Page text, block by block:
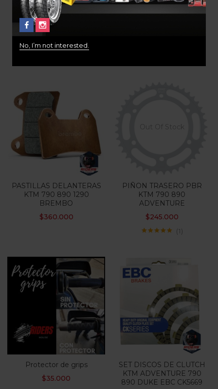
ADVENTURE 1290/
DUCATI MULTISTRADA /
BMW R NINE-T 671LS
$
5.00de 5
1
MONSTER SBS 706HS
PASTILLAS DELANTERAS
KTM 790 890 1290
BREMBO
$360.000
PIÑON TRASERO PBR
KTM 790 890
ADVENTURE
$245.000
1
Protector de grips
$35.000
SET DISCOS DE CLUTCH
KTM ADVENTURE 790
890 DUKE EBC CK5669
No, I’m not interested.